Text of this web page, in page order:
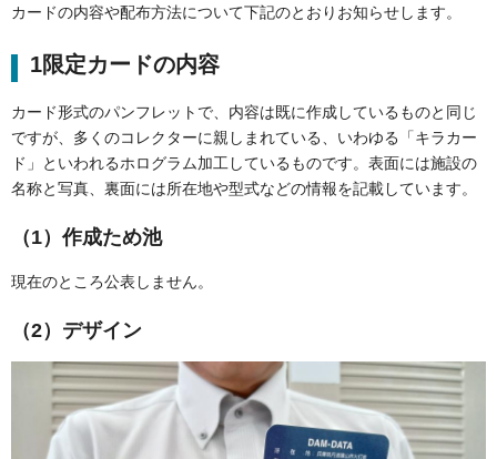
カードの内容や配布方法について下記のとおりお知らせします。
1限定カードの内容
カード形式のパンフレットで、内容は既に作成しているものと同じ
ですが、多くのコレクターに親しまれている、いわゆる「キラカー
ド」といわれるホログラム加工しているものです。表面には施設の
名称と写真、裏面には所在地や型式などの情報を記載しています。
（1）作成ため池
現在のところ公表しません。
（2）デザイン